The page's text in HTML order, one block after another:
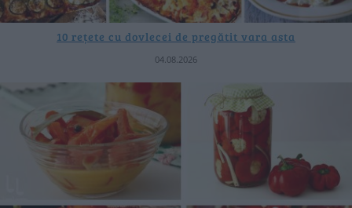
10 rețete cu dovlecei de pregătit vara asta
04.08.2026